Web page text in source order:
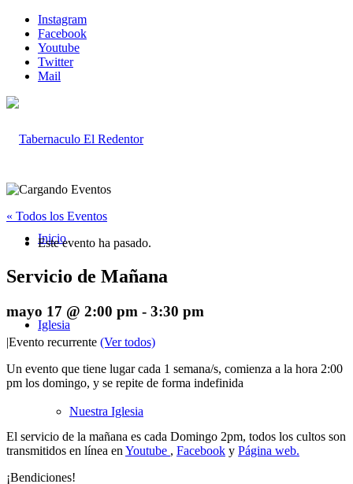
Instagram
Facebook
Youtube
Twitter
Mail
Inicio
Iglesia
Nuestra Iglesia
« Todos los Eventos
Este evento ha pasado.
Servicio de Mañana
mayo 17 @ 2:00 pm - 3:30 pm
|Evento recurrente (Ver todos)
Un evento que tiene lugar cada 1 semana/s, comienza a la hora 2:00
pm los domingo, y se repite de forma indefinida
El servicio de la mañana es cada Domingo 2pm, todos los cultos son
transmitidos en línea en Youtube , Facebook y Página web.
¡Bendiciones!